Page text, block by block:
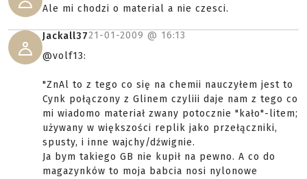
Ale mi chodzi o material a nie czesci.
Jackall3721-01-2009 @ 16:13
@volf13:
"ZnAl to z tego co się na chemii nauczyłem jest to
Cynk połączony z Glinem czyliii daje nam z tego co
mi wiadomo materiał zwany potocznie "kało"-litem;
używany w większości replik jako przełączniki,
spusty, i inne wajchy/dźwignie.
Ja bym takiego GB nie kupił na pewno. A co do
magazynków to moja babcia nosi nylonowe